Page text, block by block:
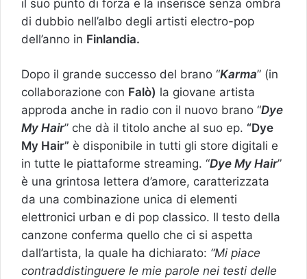
il suo punto di forza e la inserisce senza ombra
di dubbio nell’albo degli artisti electro-pop
dell’anno in Finlandia.
Dopo il grande successo del brano “Karma” (in
collaborazione con Falò) la giovane artista
approda anche in radio con il nuovo brano “Dye
My Hair” che dà il titolo anche al suo ep. “Dye
My Hair” è disponibile in tutti gli store digitali e
in tutte le piattaforme streaming. “Dye My Hair”
è una grintosa lettera d’amore, caratterizzata
da una combinazione unica di elementi
elettronici urban e di pop classico. Il testo della
canzone conferma quello che ci si aspetta
dall’artista, la quale ha dichiarato: “Mi piace
contraddistinguere le mie parole nei testi delle